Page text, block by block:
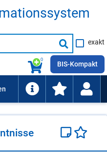
Suche
starten
exakt
0
BIS-Kompakt